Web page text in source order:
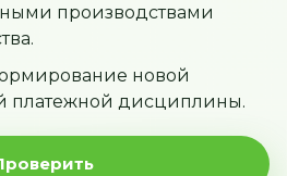
производствами
новой
платежной дисциплины.